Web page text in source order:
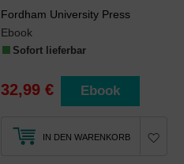
Fordham University Press
Ebook
Sofort lieferbar
32,99 € Ebook
IN DEN WARENKORB